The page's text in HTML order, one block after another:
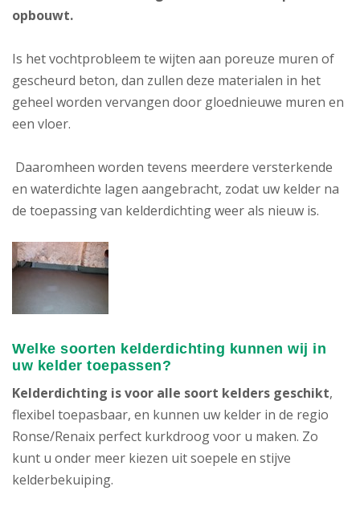
opbouwt.
Is het vochtprobleem te wijten aan poreuze muren of
gescheurd beton, dan zullen deze materialen in het
geheel worden vervangen door gloednieuwe muren en
een vloer.
Daaromheen worden tevens meerdere versterkende
en waterdichte lagen aangebracht, zodat uw kelder na
de toepassing van kelderdichting weer als nieuw is.
Welke soorten kelderdichting kunnen wij in
uw kelder toepassen?
Kelderdichting is voor alle soort kelders geschikt,
flexibel toepasbaar, en kunnen uw kelder in de regio
Ronse/Renaix perfect kurkdroog voor u maken. Zo
kunt u onder meer kiezen uit soepele en stijve
kelderbekuiping.